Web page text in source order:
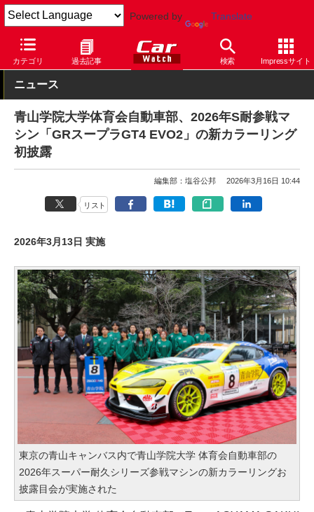
Powered by Translate
カテゴリ 過去記事 検索 Impressサイト
Car Watch モータースポーツ スーパー耐久
ニュース
青山学院大学体育会自動車部、2026年S耐参戦マ
シン「GRスープラGT4 EVO2」の新カラーリング
初披露
編集部：塩谷公邦 2026年3月16日 10:44
リスト
2026年3月13日 実施
東京の青山キャンバス内で青山学院大学 体育会自動車部の
2026年スーパー耐久シリーズ参戦マシンの新カラーリングお
披露目会が実施された